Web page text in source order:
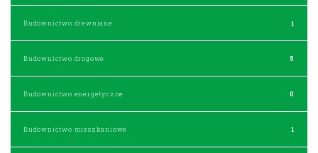
Budownictwo drewniane 1
Budownictwo drogowe 5
Budownictwo energetyczne 0
Budownictwo mieszkaniowe 1